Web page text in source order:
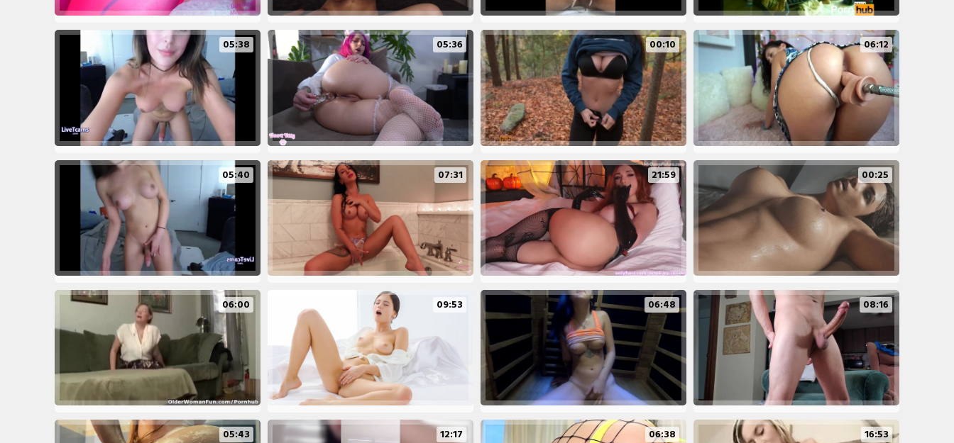
05:38 05:36 00:10 06:12
05:40 07:31 21:59 00:25
06:00 09:53 06:48 08:16
05:43 12:17 06:38 16:53